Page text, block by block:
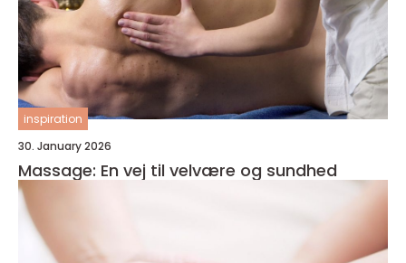
inspiration
30. January 2026
Massage: En vej til velvære og sundhed